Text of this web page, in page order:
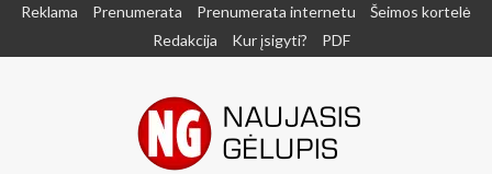
SkipReklama Prenumerata Prenumerata internetu
Šeimos kortelė
Redakcija
Kur įsigyti? PDF